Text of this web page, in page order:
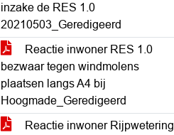
inzake de RES 1.0
20210503_Geredigeerd
Reactie inwoner RES 1.0
bezwaar tegen windmolens
plaatsen langs A4 bij
Hoogmade_Geredigeerd
Reactie inwoner Rijpwetering